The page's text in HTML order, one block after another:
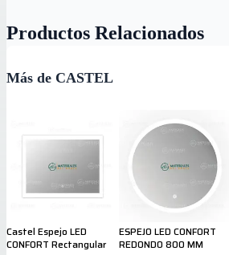
Productos Relacionados
Más de CASTEL
Castel Espejo LED
CONFORT Rectangular
ESPEJO LED CONFORT
REDONDO 800 MM